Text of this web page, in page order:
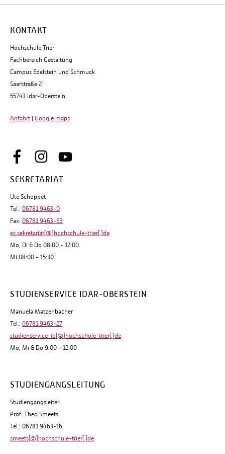
KONTAKT
Hochschule Trier
Fachbereich Gestaltung
Campus Edelstein und Schmuck
Saarstraße 2
55743 Idar-Oberstein
Anfahrt Google maps
SEKRETARIAT
Ute Schoppet
Tel.: 06781 9463-0
Fax: 06781 9463-63
es.sekretariat[@]hochschule-trier[.]de
Mo, Di & Do 08:00 - 12:00
Mi 08:00 - 15:30
STUDIENSERVICE IDAR-OBERSTEIN
Manuela Matzenbacher
Tel.: 06781 9463-27
studienservice-io[@]hochschule-trier[.]de
Mo, Mi & Do 9:00 - 12:00
STUDIENGANGSLEITUNG
Studiengangsleiter:
Prof. Theo Smeets
Tel.: 06781 9463-16
smeets[@]hochschule-trier[.]de